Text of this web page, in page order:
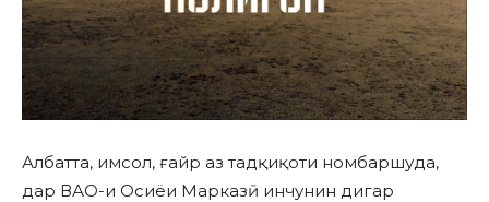
Албатта, имсол, ғайр аз тадқиқоти номбаршуда,
дар ВАО-и Осиёи Марказӣ инчунин дигар